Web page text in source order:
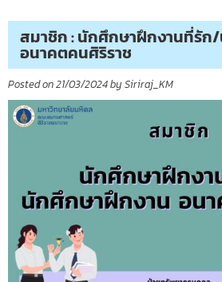
สมาชิก : นักศึกษาฝึกงานที่รั
อนาคตคนศิริราช
Posted on21/03/2024by Siriraj_KM